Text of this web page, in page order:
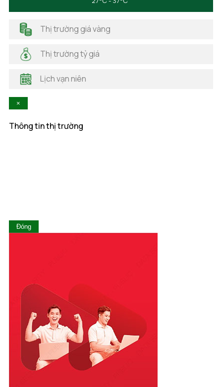
Hà Giang
Hải Dương
Hải Phòng
Hà Tĩnh
Hòa Bình
Lai Châu
Quảng Ngãi
Quảng Ninh
Quảng Trị
Sóc Trăng
Sơn La
Tây Ninh
Thái Bình
Thái Nguyên
Thị trường giá vàng
Thị trường tỷ giá
Lịch vạn niên
×
Thông tin thị trường
Đóng